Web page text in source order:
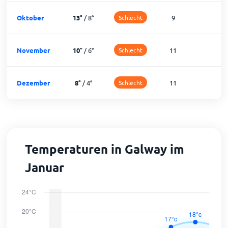
Oktober 13° /8° Schlecht 9
November 10° /6° Schlecht 11
Dezember 8°/4° Schlecht 11
Temperaturen in Galway im
Januar